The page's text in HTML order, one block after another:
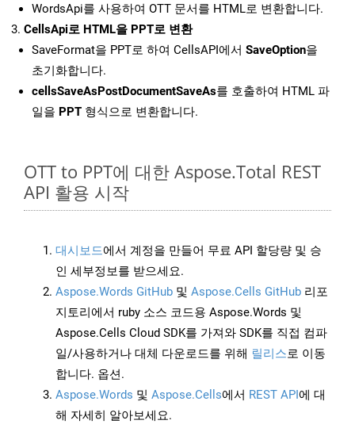
WordsApi를 사용하여 OTT 문서를 HTML로 변환합니다.
CellsApi로 HTML을 PPT로 변환
SaveFormat을 PPT로 하여 CellsAPI에서 SaveOption을
초기화합니다.
cellsSaveAsPostDocumentSaveAs를 호출하여 HTML 파
일을 PPT 형식으로 변환합니다.
OTT to PPT에 대한 Aspose.Total REST
API 활용 시작
대시보드에서 계정을 만들어 무료 API 할당량 및 승
인 세부정보를 받으세요.
Aspose.Words GitHub 및 Aspose.Cells GitHub 리포
지토리에서 ruby 소스 코드용 Aspose.Words 및
Aspose.Cells Cloud SDK를 가져와 SDK를 직접 컴파
일/사용하거나 대체 다운로드를 위해 릴리스로 이동
합니다. 옵션.
Aspose.Words 및 Aspose.Cells에서 REST API에 대
해 자세히 알아보세요.